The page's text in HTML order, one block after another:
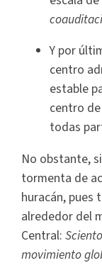
Y por
centro
estable
centro
todas
No obstante,
tormenta de
huracán, pues
alrededor del
Central:
movimiento